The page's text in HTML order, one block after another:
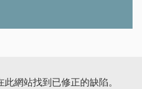
網站找到已修正的缺陷。